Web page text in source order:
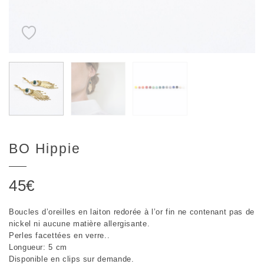
BO Hippie
45€
Boucles d’oreilles en laiton redorée à l’or fin ne contenant pas de
nickel ni aucune matière allergisante.
Perles facettées en verre..
Longueur: 5 cm
Disponible en clips sur demande.